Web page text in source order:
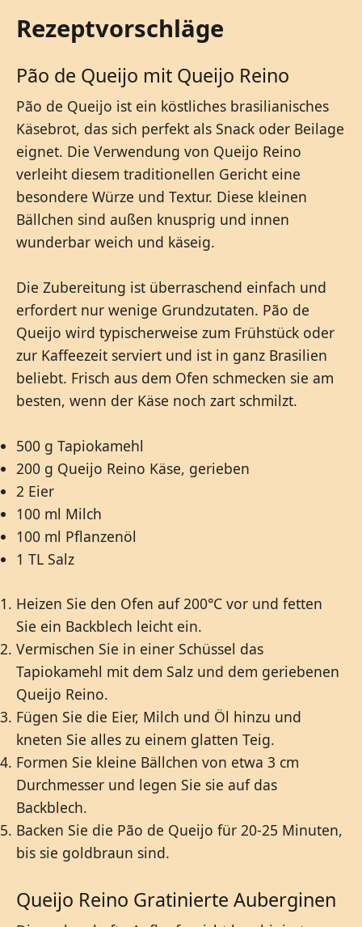
Rezeptvorschläge
Pão de Queijo mit Queijo Reino
Pão de Queijo ist ein köstliches brasilianisches
Käsebrot, das sich perfekt als Snack oder Beilage
eignet. Die Verwendung von Queijo Reino
verleiht diesem traditionellen Gericht eine
besondere Würze und Textur. Diese kleinen
Bällchen sind außen knusprig und innen
wunderbar weich und käseig.
Die Zubereitung ist überraschend einfach und
erfordert nur wenige Grundzutaten. Pão de
Queijo wird typischerweise zum Frühstück oder
zur Kaffeezeit serviert und ist in ganz Brasilien
beliebt. Frisch aus dem Ofen schmecken sie am
besten, wenn der Käse noch zart schmilzt.
500 g Tapiokamehl
200 g Queijo Reino Käse, gerieben
2 Eier
100 ml Milch
100 ml Pflanzenöl
1 TL Salz
Heizen Sie den Ofen auf 200°C vor und fetten
Sie ein Backblech leicht ein.
Vermischen Sie in einer Schüssel das
Tapiokamehl mit dem Salz und dem geriebenen
Queijo Reino.
Fügen Sie die Eier, Milch und Öl hinzu und
kneten Sie alles zu einem glatten Teig.
Formen Sie kleine Bällchen von etwa 3 cm
Durchmesser und legen Sie sie auf das
Backblech.
Backen Sie die Pão de Queijo für 20-25 Minuten,
bis sie goldbraun sind.
Queijo Reino Gratinierte Auberginen